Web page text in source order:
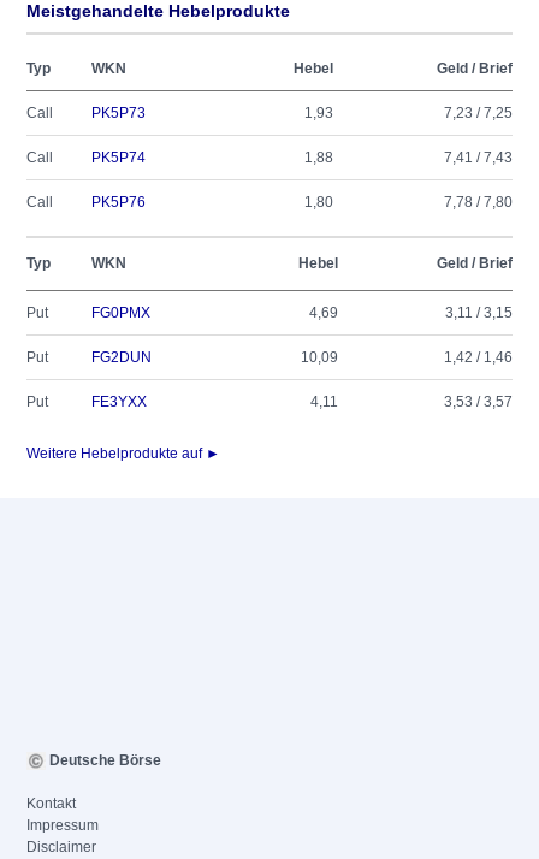
Meistgehandelte Hebelprodukte
Typ WKN Hebel Geld / Brief
Call PK5P73 1,93 7,23 / 7,25
Call PK5P74 1,88 7,41 / 7,43
Call PK5P76 1,80 7,78 / 7,80
Typ WKN Hebel Geld / Brief
Put FG0PMX 4,69 3,11 / 3,15
Put FG2DUN 10,09 1,42 / 1,46
Put FE3YXX 4,11 3,53 / 3,57
Weitere Hebelprodukte auf ►
Deutsche Börse
Kontakt
Impressum
Disclaimer